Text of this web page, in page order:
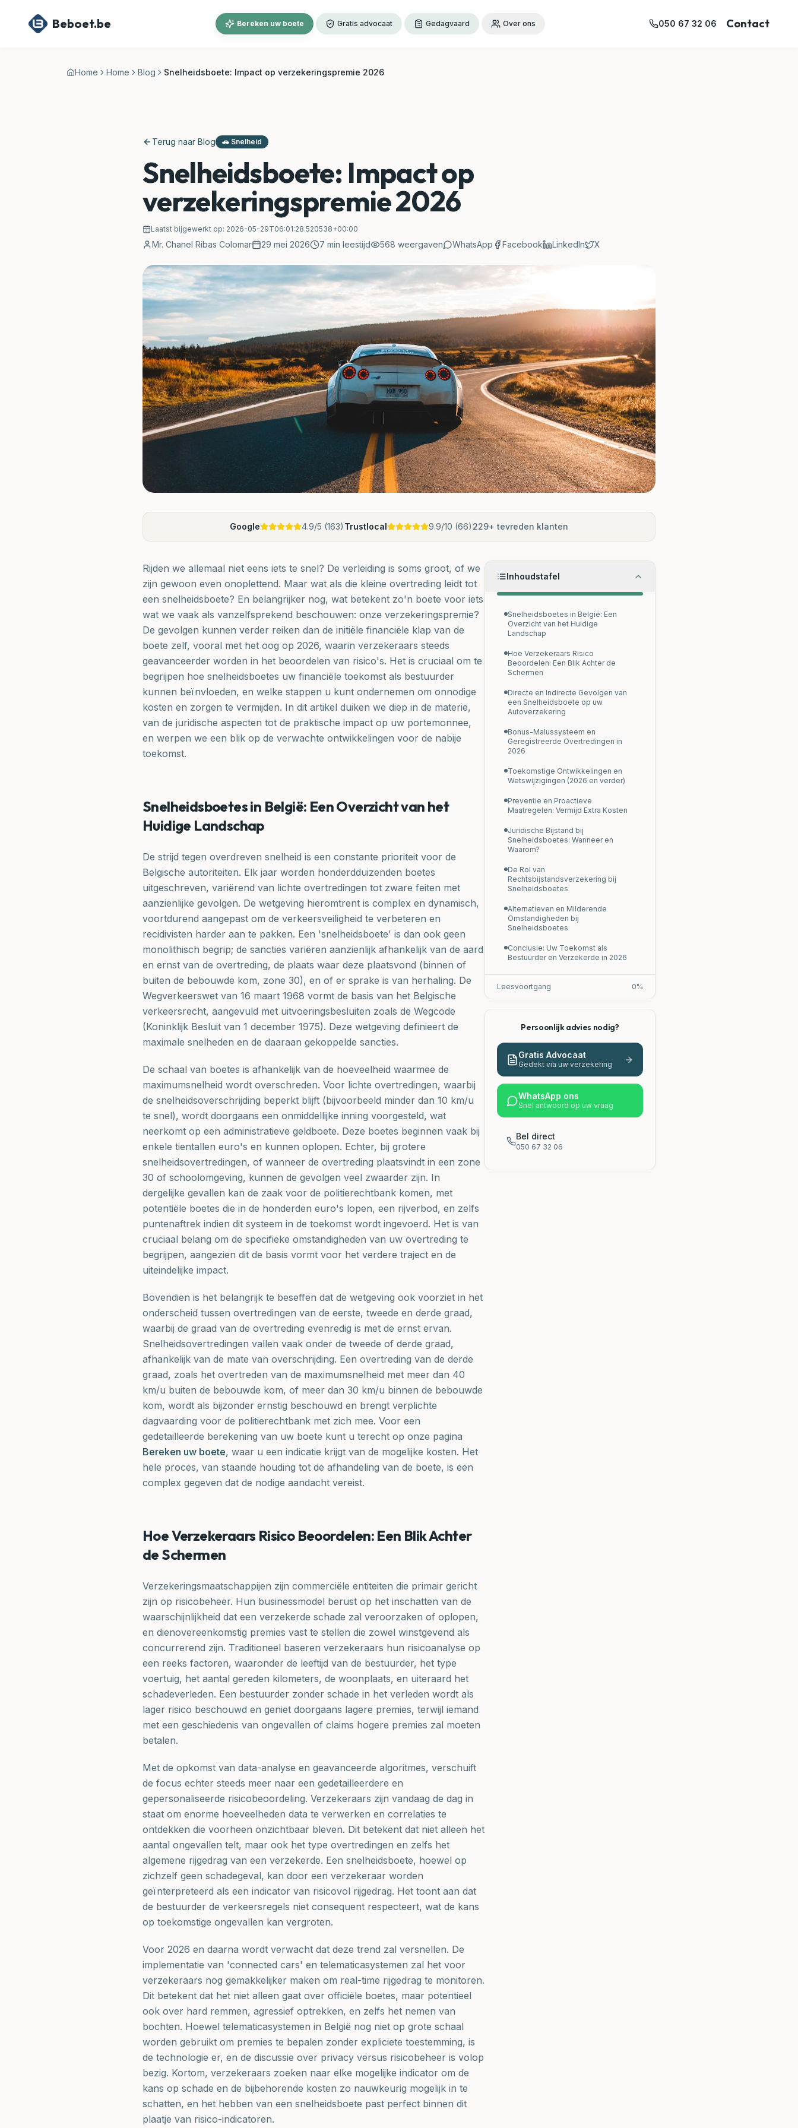
Beboet.be Bereken uw boete Gratis advocaat Gedagvaard Over ons 050 67 32 06 Contact
Home Home Blog Snelheidsboete: Impact op verzekeringspremie 2026
Terug naar Blog 🚗 Snelheid
Snelheidsboete: Impact op
verzekeringspremie 2026
Laatst bijgewerkt op: 2026-05-29T06:01:28.520538+00:00
Mr. Chanel Ribas Colomar 29 mei 2026 7 min leestijd 568 weergaven WhatsApp Facebook LinkedIn X
Google 4.9/5 (163) Trustlocal 9.9/10 (66) 229+ tevreden klanten
Rijden we allemaal niet eens iets te snel? De verleiding is soms groot, of we
zijn gewoon even onoplettend. Maar wat als die kleine overtreding leidt tot
een snelheidsboete? En belangrijker nog, wat betekent zo'n boete voor iets
wat we vaak als vanzelfsprekend beschouwen: onze verzekeringspremie?
De gevolgen kunnen verder reiken dan de initiële financiële klap van de
boete zelf, vooral met het oog op 2026, waarin verzekeraars steeds
geavanceerder worden in het beoordelen van risico's. Het is cruciaal om te
begrijpen hoe snelheidsboetes uw financiële toekomst als bestuurder
kunnen beïnvloeden, en welke stappen u kunt ondernemen om onnodige
kosten en zorgen te vermijden. In dit artikel duiken we diep in de materie,
van de juridische aspecten tot de praktische impact op uw portemonnee,
en werpen we een blik op de verwachte ontwikkelingen voor de nabije
toekomst.
Snelheidsboetes in België: Een Overzicht van het
Huidige Landschap
De strijd tegen overdreven snelheid is een constante prioriteit voor de
Belgische autoriteiten. Elk jaar worden honderdduizenden boetes
uitgeschreven, variërend van lichte overtredingen tot zware feiten met
aanzienlijke gevolgen. De wetgeving hieromtrent is complex en dynamisch,
voortdurend aangepast om de verkeersveiligheid te verbeteren en
recidivisten harder aan te pakken. Een 'snelheidsboete' is dan ook geen
monolithisch begrip; de sancties variëren aanzienlijk afhankelijk van de aard
en ernst van de overtreding, de plaats waar deze plaatsvond (binnen of
buiten de bebouwde kom, zone 30), en of er sprake is van herhaling. De
Wegverkeerswet van 16 maart 1968 vormt de basis van het Belgische
verkeersrecht, aangevuld met uitvoeringsbesluiten zoals de Wegcode
(Koninklijk Besluit van 1 december 1975). Deze wetgeving definieert de
maximale snelheden en de daaraan gekoppelde sancties.
De schaal van boetes is afhankelijk van de hoeveelheid waarmee de
maximumsnelheid wordt overschreden. Voor lichte overtredingen, waarbij
de snelheidsoverschrijding beperkt blijft (bijvoorbeeld minder dan 10 km/u
te snel), wordt doorgaans een onmiddellijke inning voorgesteld, wat
neerkomt op een administratieve geldboete. Deze boetes beginnen vaak bij
enkele tientallen euro's en kunnen oplopen. Echter, bij grotere
snelheidsovertredingen, of wanneer de overtreding plaatsvindt in een zone
30 of schoolomgeving, kunnen de gevolgen veel zwaarder zijn. In
dergelijke gevallen kan de zaak voor de politierechtbank komen, met
potentiële boetes die in de honderden euro's lopen, een rijverbod, en zelfs
puntenaftrek indien dit systeem in de toekomst wordt ingevoerd. Het is van
cruciaal belang om de specifieke omstandigheden van uw overtreding te
begrijpen, aangezien dit de basis vormt voor het verdere traject en de
uiteindelijke impact.
Bovendien is het belangrijk te beseffen dat de wetgeving ook voorziet in het
onderscheid tussen overtredingen van de eerste, tweede en derde graad,
waarbij de graad van de overtreding evenredig is met de ernst ervan.
Snelheidsovertredingen vallen vaak onder de tweede of derde graad,
afhankelijk van de mate van overschrijding. Een overtreding van de derde
graad, zoals het overtreden van de maximumsnelheid met meer dan 40
km/u buiten de bebouwde kom, of meer dan 30 km/u binnen de bebouwde
kom, wordt als bijzonder ernstig beschouwd en brengt verplichte
dagvaarding voor de politierechtbank met zich mee. Voor een
gedetailleerde berekening van uw boete kunt u terecht op onze pagina
Bereken uw boete, waar u een indicatie krijgt van de mogelijke kosten. Het
hele proces, van staande houding tot de afhandeling van de boete, is een
complex gegeven dat de nodige aandacht vereist.
Hoe Verzekeraars Risico Beoordelen: Een Blik Achter
de Schermen
Verzekeringsmaatschappijen zijn commerciële entiteiten die primair gericht
zijn op risicobeheer. Hun businessmodel berust op het inschatten van de
waarschijnlijkheid dat een verzekerde schade zal veroorzaken of oplopen,
en dienovereenkomstig premies vast te stellen die zowel winstgevend als
concurrerend zijn. Traditioneel baseren verzekeraars hun risicoanalyse op
een reeks factoren, waaronder de leeftijd van de bestuurder, het type
voertuig, het aantal gereden kilometers, de woonplaats, en uiteraard het
schadeverleden. Een bestuurder zonder schade in het verleden wordt als
lager risico beschouwd en geniet doorgaans lagere premies, terwijl iemand
met een geschiedenis van ongevallen of claims hogere premies zal moeten
betalen.
Met de opkomst van data-analyse en geavanceerde algoritmes, verschuift
de focus echter steeds meer naar een gedetailleerdere en
gepersonaliseerde risicobeoordeling. Verzekeraars zijn vandaag de dag in
staat om enorme hoeveelheden data te verwerken en correlaties te
ontdekken die voorheen onzichtbaar bleven. Dit betekent dat niet alleen het
aantal ongevallen telt, maar ook het type overtredingen en zelfs het
algemene rijgedrag van een verzekerde. Een snelheidsboete, hoewel op
zichzelf geen schadegeval, kan door een verzekeraar worden
geïnterpreteerd als een indicator van risicovol rijgedrag. Het toont aan dat
de bestuurder de verkeersregels niet consequent respecteert, wat de kans
op toekomstige ongevallen kan vergroten.
Voor 2026 en daarna wordt verwacht dat deze trend zal versnellen. De
implementatie van 'connected cars' en telematicasystemen zal het voor
verzekeraars nog gemakkelijker maken om real-time rijgedrag te monitoren.
Dit betekent dat het niet alleen gaat over officiële boetes, maar potentieel
ook over hard remmen, agressief optrekken, en zelfs het nemen van
bochten. Hoewel telematicasystemen in België nog niet op grote schaal
worden gebruikt om premies te bepalen zonder expliciete toestemming, is
de technologie er, en de discussie over privacy versus risicobeheer is volop
bezig. Kortom, verzekeraars zoeken naar elke mogelijke indicator om de
kans op schade en de bijbehorende kosten zo nauwkeurig mogelijk in te
schatten, en het hebben van een snelheidsboete past perfect binnen dit
plaatje van risico-indicatoren.
Inhoudstafel
Snelheidsboetes in België: Een
Overzicht van het Huidige
Landschap
Hoe Verzekeraars Risico
Beoordelen: Een Blik Achter de
Schermen
Directe en Indirecte Gevolgen van
een Snelheidsboete op uw
Autoverzekering
Bonus-Malussysteem en
Geregistreerde Overtredingen in
2026
Toekomstige Ontwikkelingen en
Wetswijzigingen (2026 en verder)
Preventie en Proactieve
Maatregelen: Vermijd Extra Kosten
Juridische Bijstand bij
Snelheidsboetes: Wanneer en
Waarom?
De Rol van
Rechtsbijstandsverzekering bij
Snelheidsboetes
Alternatieven en Milderende
Omstandigheden bij
Snelheidsboetes
Conclusie: Uw Toekomst als
Bestuurder en Verzekerde in 2026
Leesvoortgang 0%
Persoonlijk advies nodig?
Gratis Advocaat
Gedekt via uw verzekering
WhatsApp ons
Snel antwoord op uw vraag
Bel direct
050 67 32 06